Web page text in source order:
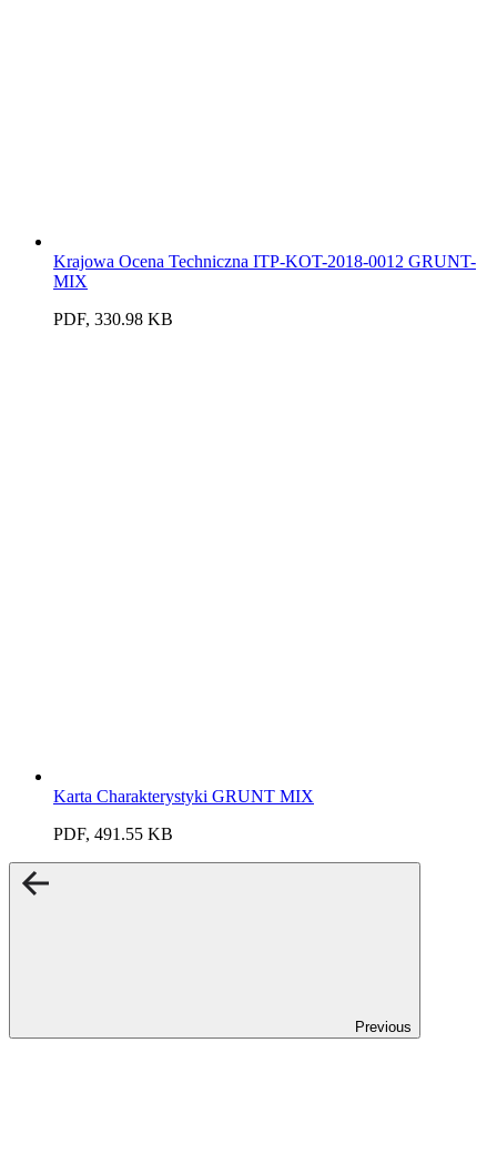
Krajowa Ocena Techniczna ITP-KOT-2018-0012 GRUNT-
MIX
PDF, 330.98 KB
Karta Charakterystyki GRUNT MIX
PDF, 491.55 KB
Previous